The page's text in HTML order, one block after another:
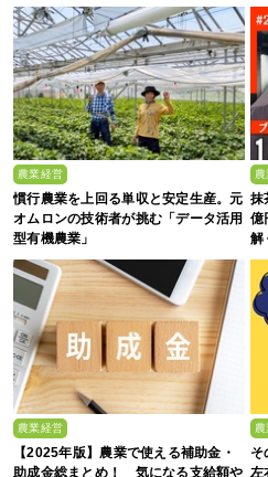
農業経営
慣行農業を上回る単収と安定生産。元
オムロンの技術者が挑む「データ活用
型有機農業」
抹
億
解
農業経営
【2025年版】農業で使える補助金・
助成金総まとめ！ 気になる支給額や
そ
左